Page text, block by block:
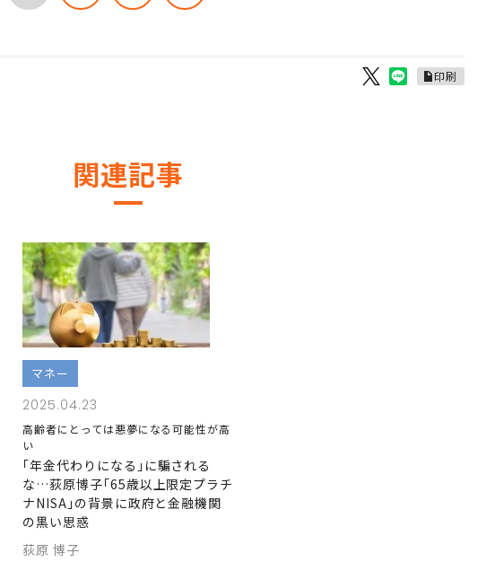
印刷
関連記事
マネー
2025.04.23
高齢者にとっては悪夢になる可能性が高
い
｢年金代わりになる｣に騙される
な…荻原博子｢65歳以上限定プラチ
ナNISA｣の背景に政府と金融機関
の黒い思惑
荻原 博子